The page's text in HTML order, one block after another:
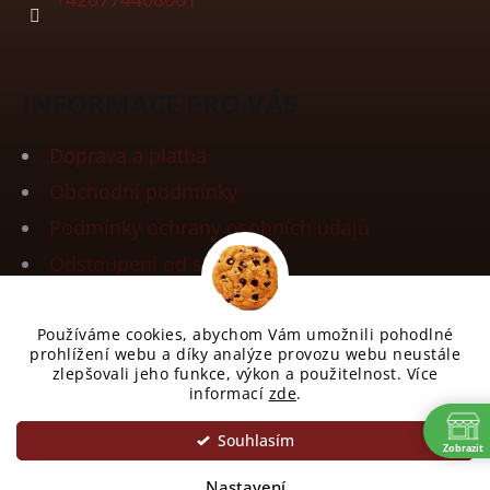
Používáme cookies, abychom Vám umožnili pohodlné
prohlížení webu a díky analýze provozu webu neustále
zlepšovali jeho funkce, výkon a použitelnost. Více
informací zde.
Souhlasím
Doprava a platba
Obchodní podmínky
Podmínky ochrany osobních údajů
Odstoupení od smlouvy
Vytvořil Shoptet
Spiller Coffee
. Všechna práva
Upravit nastavení cookies
Zobrazit